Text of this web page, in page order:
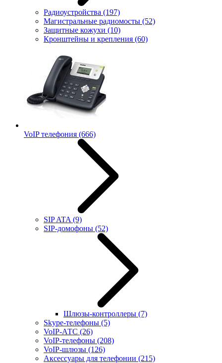
Радиоустройства (197)
Магистральные радиомосты (52)
Защитные кожухи (10)
Кронштейны и крепления (60)
VoIP телефония (666)
SIP ATA (9)
SIP-домофоны (52)
Шлюзы-контроллеры (7)
Skype-телефоны (5)
VoIP-АТС (26)
VoIP-телефоны (208)
VoIP-шлюзы (126)
Аксессуары для телефонии (215)